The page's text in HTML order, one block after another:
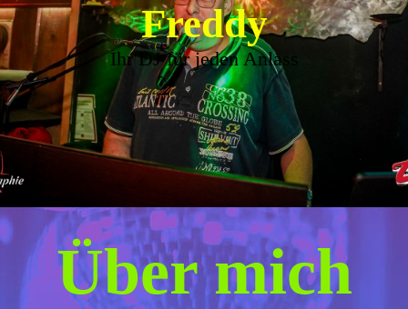
Freddy
Ihr DJ für jeden Anlass
Über mich